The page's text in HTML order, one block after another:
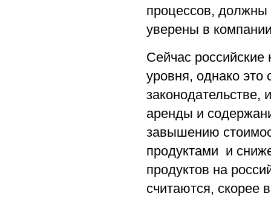
процессов, должны
уверены в
Сейчас
уровня, однако
законодательстве,
аренды и
завышению
продуктами и
продуктов на
считаются, скорее